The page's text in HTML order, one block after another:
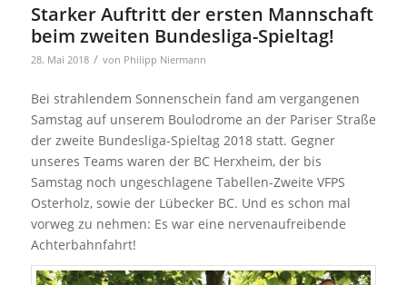
Starker Auftritt der ersten Mannschaft
beim zweiten Bundesliga-Spieltag!
28. Mai 2018 / von Philipp Niermann
Bei strahlendem Sonnenschein fand am vergangenen
Samstag auf unserem Boulodrome an der Pariser Straße
der zweite Bundesliga-Spieltag 2018 statt. Gegner
unseres Teams waren der BC Herxheim, der bis
Samstag noch ungeschlagene Tabellen-Zweite VFPS
Osterholz, sowie der Lübecker BC. Und es schon mal
vorweg zu nehmen: Es war eine nervenaufreibende
Achterbahnfahrt!